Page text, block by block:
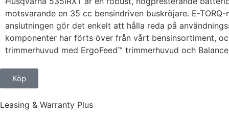
motsvarande en 35 cc bensindriven buskröjare. E-
anslutningen gör det enkelt att hålla reda på
komponenter har förts över från vårt bensinsortiment,
trimmerhuvud med ErgoFeed™ trimmerhuvud och
Köp
Leasing & Warranty Plus